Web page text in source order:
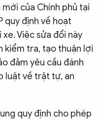
của Chính phủ tại
quy định về hoạt
Việc sửa đổi này
kiểm tra, tạo thuận lợi
đảm yêu cầu đánh
luật về trật tự, an
quy định cho phép